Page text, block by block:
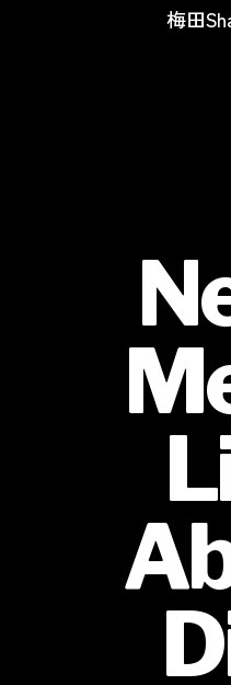
梅田